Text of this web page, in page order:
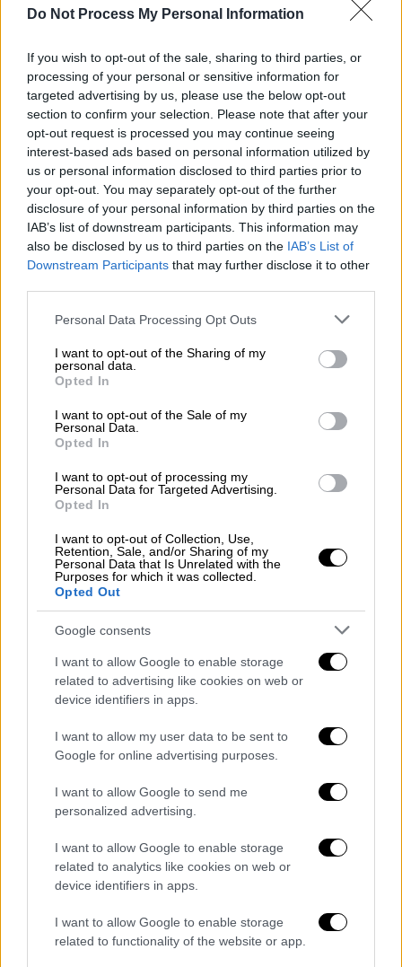
Do Not Process My Personal Information
If you wish to opt-out of the sale, sharing to third parties, or
processing of your personal or sensitive information for
targeted advertising by us, please use the below opt-out
section to confirm your selection. Please note that after your
opt-out request is processed you may continue seeing
interest-based ads based on personal information utilized by
us or personal information disclosed to third parties prior to
your opt-out. You may separately opt-out of the further
disclosure of your personal information by third parties on the
IAB’s list of downstream participants. This information may
also be disclosed by us to third parties on the IAB’s List of
Downstream Participants that may further disclose it to other
Please note that this website/app uses one or more Google
not limited to your visit or usage behaviour. You may click to
grant or deny consent to Google and its third-party tags to
use your data for below specified purposes in below Google
consent section.
Personal Data Processing Opt Outs
I want to opt-out of the Sharing of my
personal data.
Opted In
I want to opt-out of the Sale of my
Personal Data.
Opted In
I want to opt-out of processing my
Personal Data for Targeted Advertising.
Opted In
I want to opt-out of Collection, Use,
Retention, Sale, and/or Sharing of my
Personal Data that Is Unrelated with the
Purposes for which it was collected.
Opted Out
Google consents
I want to allow Google to enable storage
related to advertising like cookies on web or
device identifiers in apps.
I want to allow my user data to be sent to
Google for online advertising purposes.
I want to allow Google to send me
personalized advertising.
I want to allow Google to enable storage
related to analytics like cookies on web or
device identifiers in apps.
I want to allow Google to enable storage
related to functionality of the website or app.
Προσθέστε το ΕΘΝΟΣ στη Google
Ζημιές μετρά από το πρωί της Τρίτης το
Μεσολόγγι μετά από το σαρωτικό πέρασμα
ανεμοστρόβιλου.
Από τοισχυρό καιρικό φαινόμενοξηλώθηκαν
υπόστεγα, πέργκολες, καλώδια
ηλεκτροδότησης και δέντρα, ενώ ζημιές
έχουν προκληθεί και στο νεκροταφείο του
ΔΙΑΒΑΣΤΕ ΕΠΙΣΗΣ
Καιρός|12.03.2024 08:23
Μαρουσάκης: Tι καιρό θα κάνει την
Καθαρά Δευτέρα - Πού θα βρέχει στη
χώρα - Αναλυτική πρόγνωση
Μετρούν τις πληγές στο Μεσολόγγι
Σύμφωνα με τοmessolonghinews.gr
, για
αρκετή ώρα υπήρξε διακοπή ρεύματος σε
αρκετές περιοχές.
της πολιτικής προστασίας του δήμου
Μεσολογγίουγια παροχή συνδρομής με
μηχανολογικά εξοπλισμό.
Τα σχολιά σας δημοσιεύονται άμεσα με δική σας ευθύνη. Το
ΕΘΝΟΣ θα παρεμβαίνει και τα προσβλητικά σχόλια θα
διαγράφονται